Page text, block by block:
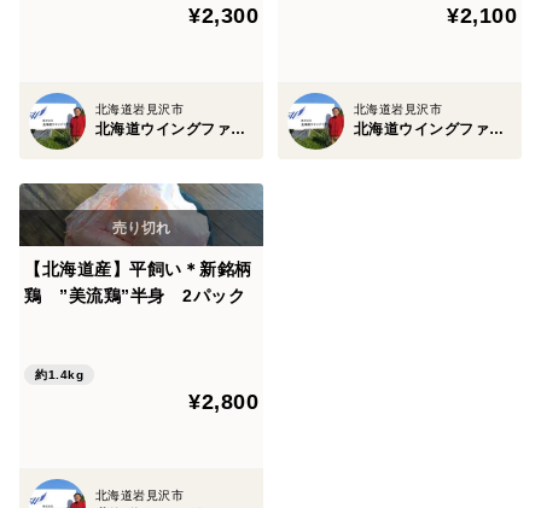
¥2,300
北海道岩見沢市
北海道ウイングファーム
¥2,100
北海道岩見沢市
北海道ウイングファーム
【北海道産】平飼い＊新銘柄
鶏 ”美流鶏”半身 2パック
約1.4kg
¥2,800
北海道岩見沢市